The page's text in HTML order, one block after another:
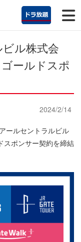
ル株式会
ールドスポ
2024/2/14
ールセントラルビル
スポンサー契約を締結